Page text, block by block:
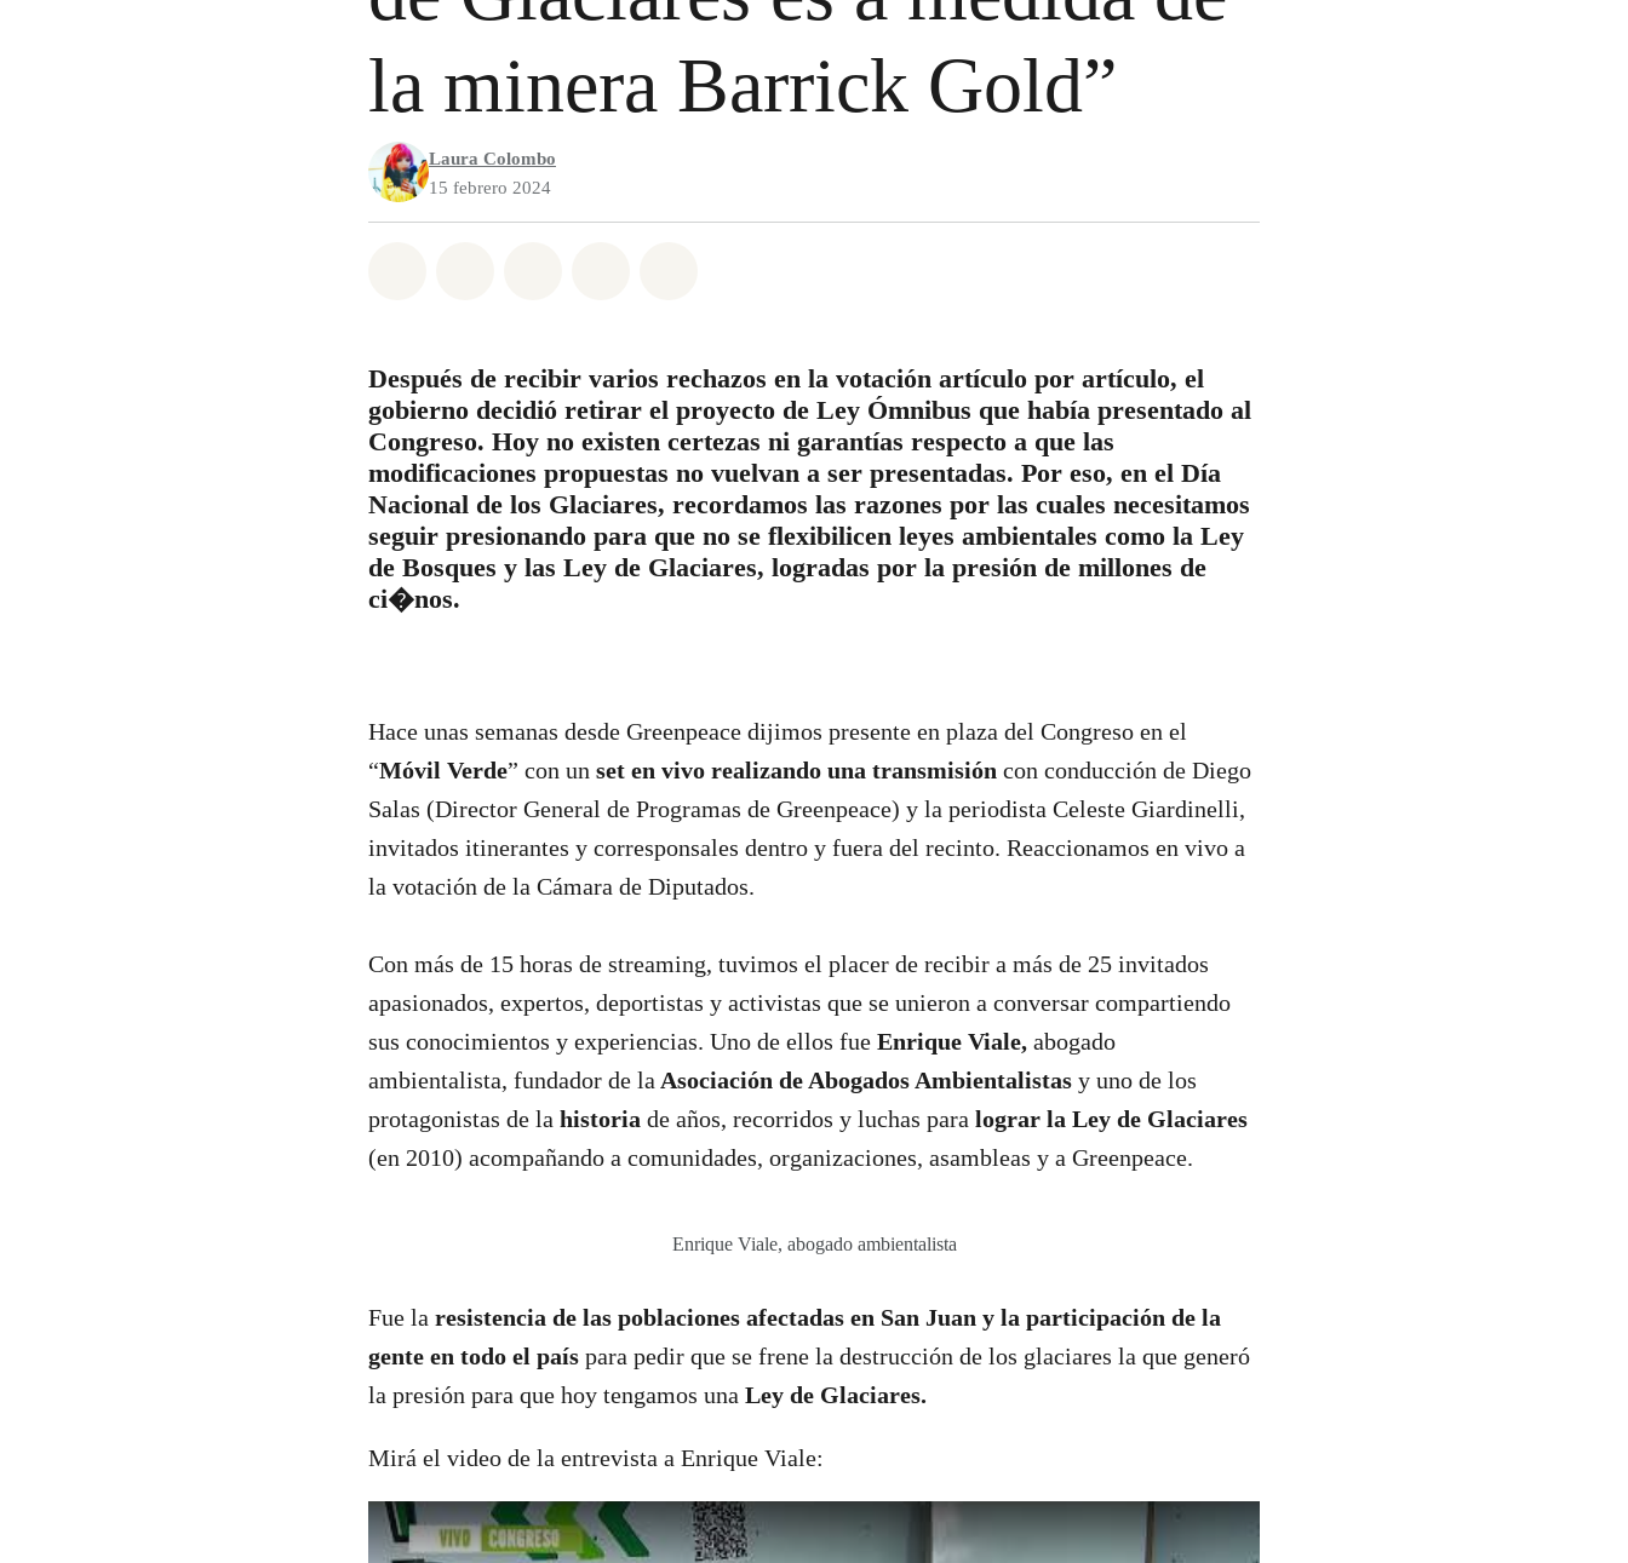
la minera Barrick Gold”
Laura Colombo
15 febrero 2024
Después de recibir varios rechazos en la votación artículo por artículo, el
gobierno decidió retirar el proyecto de Ley Ómnibus que había presentado al
Congreso. Hoy no existen certezas ni garantías respecto a que las
modificaciones propuestas no vuelvan a ser presentadas. Por eso, en el Día
Nacional de los Glaciares, recordamos las razones por las cuales necesitamos
seguir presionando para que no se flexibilicen leyes ambientales como la Ley
de Bosques y las Ley de Glaciares, logradas por la presión de millones de
ci�nos.
Hace unas semanas desde Greenpeace dijimos presente en plaza del Congreso en el
“Móvil Verde” con un set en vivo realizando una transmisión con conducción de Diego
Salas (Director General de Programas de Greenpeace) y la periodista Celeste Giardinelli,
invitados itinerantes y corresponsales dentro y fuera del recinto. Reaccionamos en vivo a
la votación de la Cámara de Diputados.
Con más de 15 horas de streaming, tuvimos el placer de recibir a más de 25 invitados
apasionados, expertos, deportistas y activistas que se unieron a conversar compartiendo
sus conocimientos y experiencias. Uno de ellos fue Enrique Viale, abogado
ambientalista, fundador de la Asociación de Abogados Ambientalistas y uno de los
protagonistas de la historia de años, recorridos y luchas para lograr la Ley de Glaciares
(en 2010) acompañando a comunidades, organizaciones, asambleas y a Greenpeace.
Enrique Viale, abogado ambientalista
Fue la resistencia de las poblaciones afectadas en San Juan y la participación de la
gente en todo el país para pedir que se frene la destrucción de los glaciares la que generó
la presión para que hoy tengamos una Ley de Glaciares.
Mirá el video de la entrevista a Enrique Viale: